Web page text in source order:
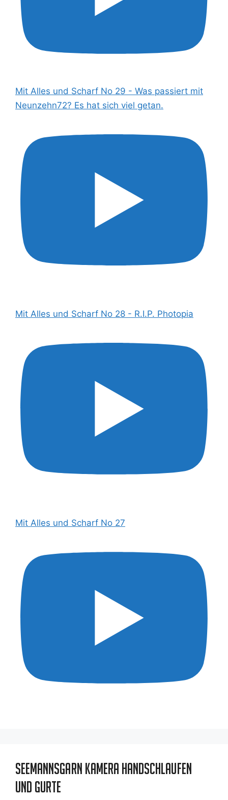
Mit Alles und Scharf No 29 - Was passiert mit
Neunzehn72? Es hat sich viel getan.
Mit Alles und Scharf No 28 - R.I.P. Photopia
Mit Alles und Scharf No 27
Seemannsgarn Kamera Handschlaufen
und Gurte